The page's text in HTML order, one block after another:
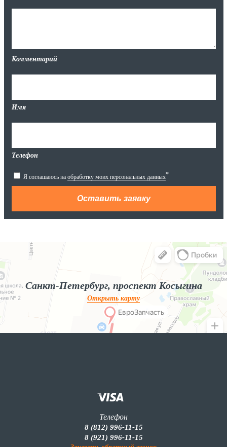
Комментарий
Имя
Телефон
Я соглашаюсь на обработку моих персональных данных*
Яндекс.Карты
Яндекс.Карты — поиск мест и адресов, городской транспорт
Санкт-Петербург, проспект Косыгина
Открыть карту
Телефон
8 (812) 996-11-15
8 (921) 996-11-15